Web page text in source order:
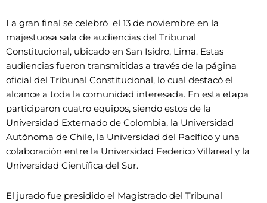
La gran final se celebró el 13 de noviembre en la
majestuosa sala de audiencias del Tribunal
Constitucional, ubicado en San Isidro, Lima. Estas
audiencias fueron transmitidas a través de la página
oficial del Tribunal Constitucional, lo cual destacó el
alcance a toda la comunidad interesada. En esta etapa
participaron cuatro equipos, siendo estos de la
Universidad Externado de Colombia, la Universidad
Autónoma de Chile, la Universidad del Pacífico y una
colaboración entre la Universidad Federico Villareal y la
Universidad Científica del Sur.
El jurado fue presidido el Magistrado del Tribunal